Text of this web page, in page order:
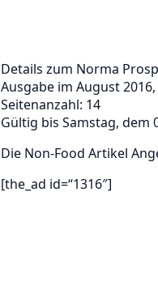
Details zum Norma
Ausgabe im August
Seitenanzahl: 14
Gültig bis Samstag, dem
Die Non-Food Artikel
[the_ad id=“1316″]